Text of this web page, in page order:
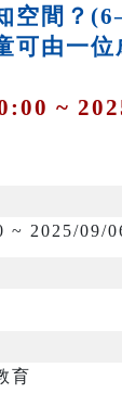
間？
可由一位
~
~ 2025/09/
育